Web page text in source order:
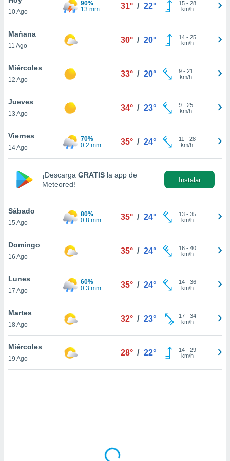
y
en
más
de
cookies
aceptar
de
sitio
de que
sean
para
ni para
10 Ago
90%
13 mm
31° / 22° 15- 28
km/h
Mañana
11 Ago
30° / 20° 14- 25
km/h
Miércoles
12 Ago
33° / 20° 9- 21
km/h
Jueves
13 Ago
34° / 23° 9- 25
km/h
Viernes
14 Ago
70%
0.2 mm
35° / 24° 11 - 28
km/h
¡Descarga GRATIS la app de
Meteored!
Instalar
Sábado
15 Ago
80%
0.8 mm
35° / 24° 13- 35
km/h
Domingo
16 Ago
35° / 24° 16- 40
km/h
Lunes
17 Ago
60%
0.3 mm
35° / 24° 14- 36
km/h
Martes
18 Ago
32° / 23° 17- 34
km/h
Miércoles
19 Ago
28° / 22° 14- 29
km/h